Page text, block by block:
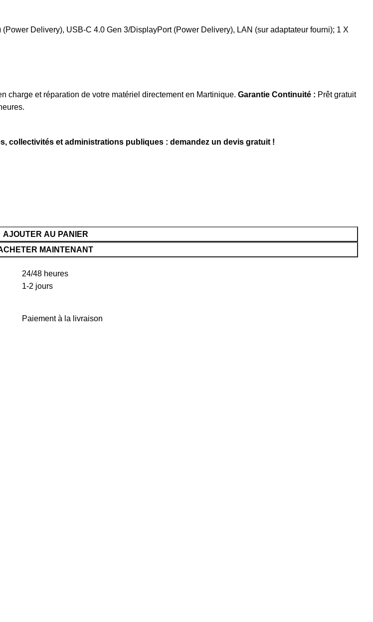
Delivery), USB-C 4.0 Gen 3/DisplayPort (Power Delivery), LAN (sur adaptateur fourni); 1 X
charge et réparation de votre matériel directement en Martinique.Garantie Continuité : Prêt gratuit
collectivités et administrations publiques : demandez un devis gratuit !
AJOUTER AU PANIER
MAINTENANT
24/48 heures
1-2 jours
Paiement à la livraison